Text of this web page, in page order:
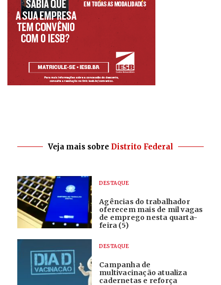
Veja mais sobre Distrito Federal
DESTAQUE
Agências do trabalhador
oferecem mais de mil vagas
de emprego nesta quarta-
feira (5)
DESTAQUE
Campanha de
multivacinação atualiza
cadernetas e reforça